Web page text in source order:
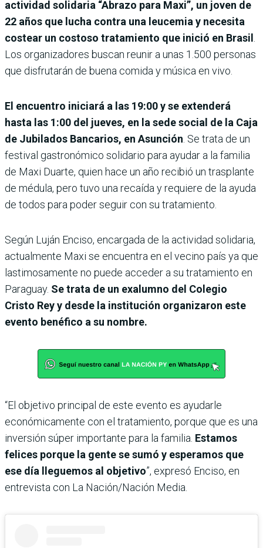
actividad solidaria “Abrazo para Maxi”, un joven de
22 años que lucha contra una leucemia y necesita
costear un costoso tratamiento que inició en Brasil
Los organizadores buscan reunir a unas 1.500 personas
que disfrutarán de buena comida y música en vivo.
El encuentro iniciará a las 19:00 y se extenderá
hasta las 1:00 del jueves, en la sede social de la Caja
de Jubilados Bancarios, en Asunción . Se trata de un
festival gastronómico solidario para ayudar a la familia
de Maxi Duarte, quien hace un año recibió un trasplante
de médula, pero tuvo una recaída y requiere de la ayuda
de todos para poder seguir con su tratamiento.
Según Luján Enciso, encargada de la actividad solidaria,
actualmente Maxi se encuentra en el vecino país ya que
lastimosamente no puede acceder a su tratamiento en
Paraguay. Se trata de un exalumno del Colegio
Cristo Rey y desde la institución organizaron este
evento benéfico a su nombre.
“El objetivo principal de este evento es ayudarle
económicamente con el tratamiento, porque que es una
inversión súper importante para la familia. Estamos
felices porque la gente se sumó y esperamos que
ese día lleguemos al objetivo”, expresó Enciso, en
entrevista con La Nación/Nación Media.